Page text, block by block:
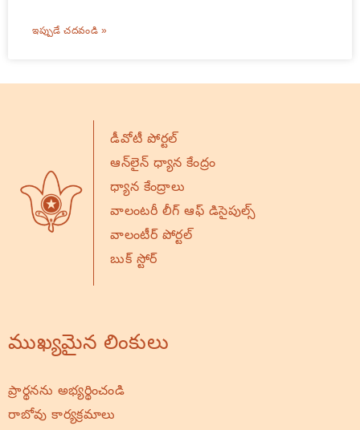
ఇప్పుడే చదవండి »
డీవోటీ పోర్టల్
ఆన్‌లైన్ ధ్యాన కేంద్రం
ధ్యాన కేంద్రాలు
వాలంటరీ లీగ్ ఆఫ్ డిసైపుల్స్
వాలంటీర్ పోర్టల్
బుక్ స్టోర్
ముఖ్యమైన లింకులు
ప్రార్థనను అభ్యర్థించండి
రాబోవు కార్యక్రమాలు